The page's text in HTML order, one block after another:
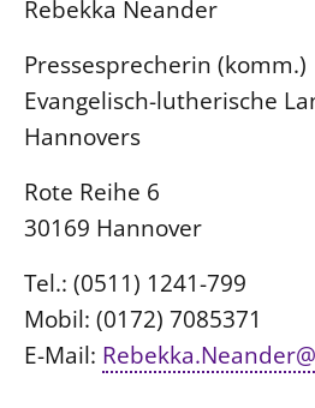
Rebekka Neander
Pressesprecherin (komm.)
Evangelisch-lutherische
Hannovers
Rote Reihe 6
30169 Hannover
Tel.: (0511) 1241-799
Mobil: (0172) 7085371
E-Mail:
Interventionsplan
Jahresgespräche
Kirchliches Amtsblatt
Kirchliche Verwaltung
Klimaschutzgesetz
Kunstreferat
NKVK